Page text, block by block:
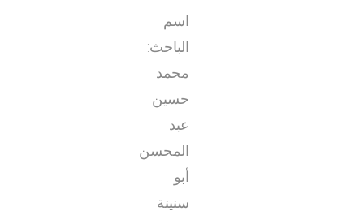
اسم
الباحث:
محمد
حسين
عبد
المحسن
أبو
سنينة